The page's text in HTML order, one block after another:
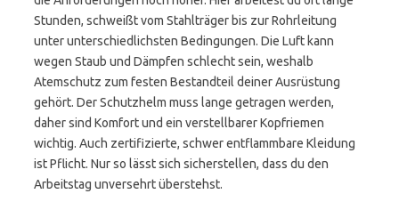
Stunden, schweißt vom Stahlträger bis zur Rohrleitung
unter unterschiedlichsten Bedingungen. Die Luft kann
wegen Staub und Dämpfen schlecht sein, weshalb
Atemschutz zum festen Bestandteil deiner Ausrüstung
gehört. Der Schutzhelm muss lange getragen werden,
daher sind Komfort und ein verstellbarer Kopfriemen
wichtig. Auch zertifizierte, schwer entflammbare Kleidung
ist Pflicht. Nur so lässt sich sicherstellen, dass du den
Arbeitstag unversehrt überstehst.